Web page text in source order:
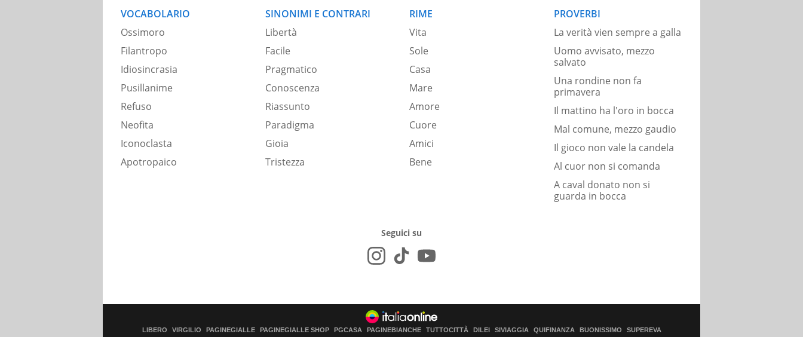
VOCABOLARIO
Ossimoro
Filantropo
Idiosincrasia
Pusillanime
Refuso
Neofita
Iconoclasta
Apotropaico
SINONIMI E CONTRARI
Libertà
Facile
Pragmatico
Conoscenza
Riassunto
Paradigma
Gioia
Tristezza
RIME
Vita
Sole
Casa
Mare
Amore
Cuore
Amici
Bene
PROVERBI
La verità vien sempre a galla
Uomo avvisato, mezzo
salvato
Una rondine non fa
primavera
Il mattino ha l'oro in bocca
Mal comune, mezzo gaudio
Il gioco non vale la candela
Al cuor non si comanda
A caval donato non si
guarda in bocca
Seguici su
LIBERO VIRGILIO PAGINEGIALLE PAGINEGIALLE SHOP PGCASA PAGINEBIANCHE TUTTOCITTÀ DILEI SIVIAGGIA QUIFINANZA BUONISSIMO SUPEREVA